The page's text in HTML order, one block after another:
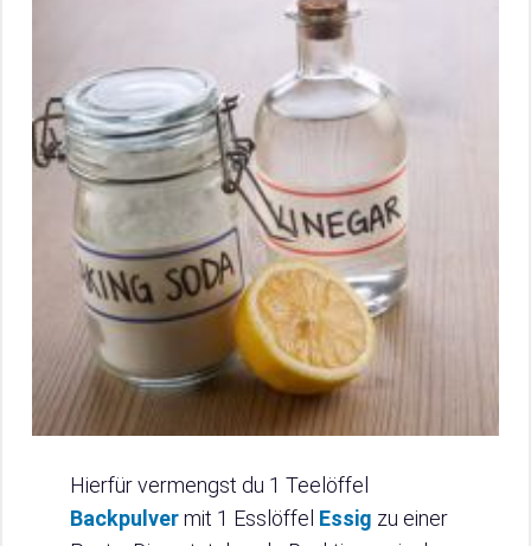
Hierfür vermengst du 1 Teelöffel
Backpulvermit 1 Esslöffel Essig zu einer